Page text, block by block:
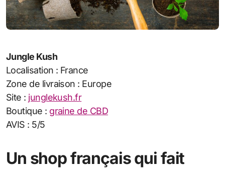
Jungle Kush
Localisation : France
Zone de livraison : Europe
Site : junglekush.fr
Boutique : graine de CBD
AVIS : 5/5
Un shop français qui fait